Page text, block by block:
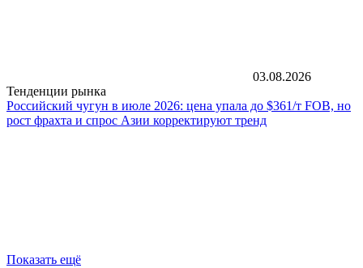
03.08.2026
Тенденции рынка
Российский чугун в июле 2026: цена упала до $361/т FOB, но
рост фрахта и спрос Азии корректируют тренд
Показать ещё